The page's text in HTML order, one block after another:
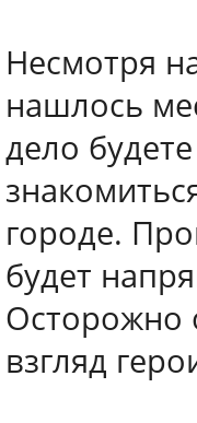
Несмотря
нашлось
дело
городе.
будет
Осторожно
взгляд